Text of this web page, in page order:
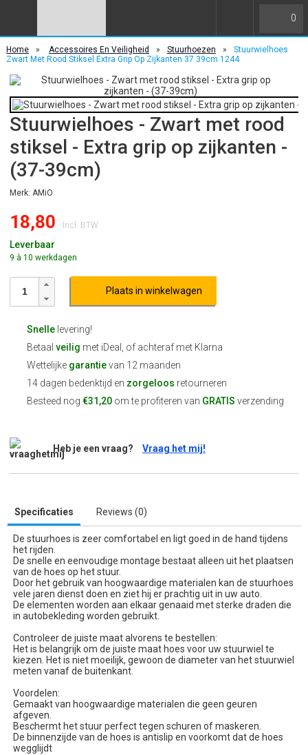
0
Home » Accessoires En Veiligheid » Stuurhoezen »
Stuurwielhoes
Zwart Met Rood Stiksel Extra Grip Op Zijkanten 37 39cm 1244
Stuurwielhoes - Zwart met rood
stiksel - Extra grip op zijkanten -
(37-39cm)
Merk: AMiO
18,80 Incl. BTW
Leverbaar
9 à 10 werkdagen
Plaats in winkelwagen
Snellelevering!
Betaal veilig met iDeal, of achteraf met Klarna
Wettelijke garantievan 12 maanden
14 dagen bedenktijd en zorgeloos retourneren
Besteed nog €31,20om te profiteren van GRATIS verzending
Heb je een vraag? Vraag het mij!
Specificaties Reviews (0)
De stuurhoes is zeer comfortabel en ligt goed in de hand tijdens
het rijden.
De snelle en eenvoudige montage bestaat alleen uit het plaatsen
van de hoes op het stuur.
Door het gebruik van hoogwaardige materialen kan de stuurhoes
vele jaren dienst doen en ziet hij er prachtig uit in uw auto.
De elementen worden aan elkaar genaaid met sterke draden die
in autobekleding worden gebruikt.
Controleer de juiste maat alvorens te bestellen:
Het is belangrijk om de juiste maat hoes voor uw stuurwiel te
kiezen. Het is niet moeilijk, gewoon de diameter van het stuurwiel
meten vanaf de buitenkant.
Voordelen:
Gemaakt van hoogwaardige materialen die geen geuren
afgeven.
Beschermt het stuur perfect tegen schuren of maskeren.
De binnenzijde van de hoes is antislip en voorkomt dat de hoes
wegglijdt